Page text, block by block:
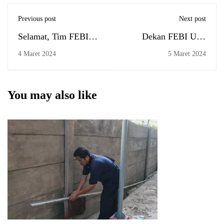
Previous post
Selamat, Tim FEBI
Antasari Juara
Competition di Turki
4 Maret 2024
Next post
Dekan FEBI UIN
Antasari dan Jajaran
5 Maret 2024
You may also like